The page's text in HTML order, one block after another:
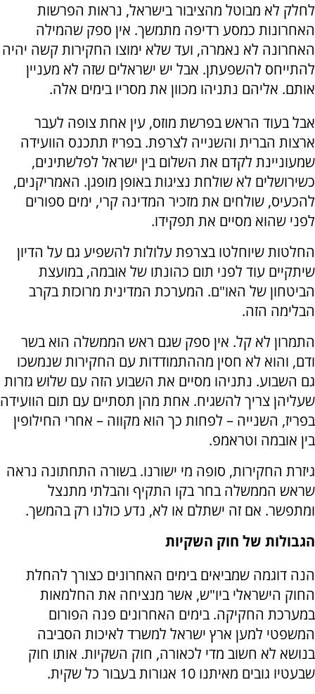
לחלק לא מבוטל מהציבור בישראל, נראות הפרשות
האחרונות כמסע רדיפה מתמשך. אין ספק שהמילה
האחרונה לא נאמרה, ועד שלא ימוצו החקירות קשה יהיה
להתייחס להשפעתן. אבל יש ישראלים שזה לא מעניין
אותם. אליהם נתניהו מכוון את מסריו בימים אלה.
אבל בעוד הראש בפרשת מוזס, עין אחת צופה לעבר
ארצות הברית והשנייה לצרפת. בפריז תתכנס הוועידה
שמעוניינת לקדם את השלום בין ישראל לפלשתינים,
כשירושלים לא שולחת נציגות באופן מופגן. האמריקנים,
להכעיס, שולחים את מזכיר המדינה קרי, ימים ספורים
לפני שהוא מסיים את תפקידו.
החלטות שיוחלטו בצרפת עלולות להשפיע גם על הדיון
שיתקיים עוד לפני תום כהונתו של אובמה, במועצת
הביטחון של האו"ם. המערכת המדינית מרוכזת בקרב
הבלימה הזה.
התמרון לא קל. אין ספק שגם ראש הממשלה הוא בשר
ודם, והוא לא חסין מההתמודדות עם החקירות שנמשכו
גם השבוע. נתניהו מסיים את השבוע הזה עם שלוש גזרות
שעליהן צריך להשגיח. אחת מהן תסתיים עם תום הוועידה
בפריז, השנייה – לפחות כך הוא מקווה – אחרי החילופין
בין אובמה וטראמפ.
גיזרת החקירות, סופה מי ישורנו. בשורה התחתונה נראה
שראש הממשלה בחר בקו התקיף והבלתי מתנצל
ומתפשר. אם זה ישתלם או לא, נדע כולנו רק בהמשך.
הגבולות של חוק השקיות
הנה דוגמה שמביאים בימים האחרונים כצורך להחלת
החוק הישראלי ביו"ש, אשר מנציחה את החלמאות
במערכת החקיקה. בימים האחרונים פנה הפורום
המשפטי למען ארץ ישראל למשרד לאיכות הסביבה
בנושא לא חשוב מדי לכאורה, חוק השקיות. אותו חוק
שבעטיו גובים מאיתנו 10 אגורות בעבור כל שקית.